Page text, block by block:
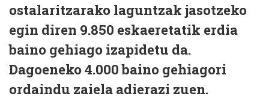
ostalaritzarako laguntzak jasotzeko
egin diren 9.850 eskaeretatik erdia
baino gehiago izapidetu da.
Dagoeneko 4.000 baino gehiagori
ordaindu zaiela adierazi zuen.